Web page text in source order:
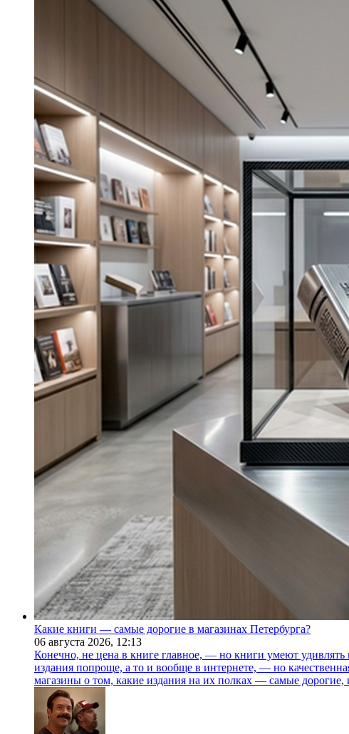
Какие книги — самые дорогие в магазинах Петербурга?
06 августа 2026, 12:13
Конечно, не цена в книге главное, — но книги умеют
издания попроще, а то и вообще в интернете, — но
магазины о том, какие издания на их полках — самые